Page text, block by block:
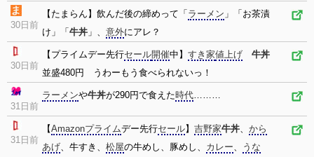
30日前
【たまらん】飲んだ後の締めって「 ラーメン 」「お茶漬
け」「 牛丼 」、 意外にアレ？
30日前
【プライムデー先行セール開催中】 すき家値上げ
牛丼
並盛480円 うわーもう食べられないっ！
31日前
ラーメンや牛丼が290円で食えた時代………
31日前
【Amazonプライムデー先行セール】 吉野家牛丼、 から
あげ、牛すき、 松屋の牛めし、豚めし、 カレー、
うな